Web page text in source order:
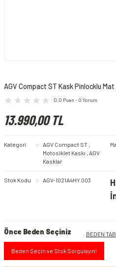
AGV Compact ST Kask Pinlocklu Mat
0.0 Puan - 0 Yorum
13.990,00 TL
Kategori AGV Compact ST ,
Motosiklet Kaskı , AGV
Kasklar
Stok Kodu AGV-1021A4HY.003
Önce Beden Seçiniz BEDEN
Beden Seçin ve Stok Sorgulayın!